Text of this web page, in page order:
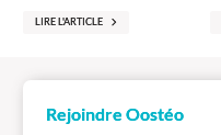
LIRE L'ARTICLE
Rejoindre Oostéo